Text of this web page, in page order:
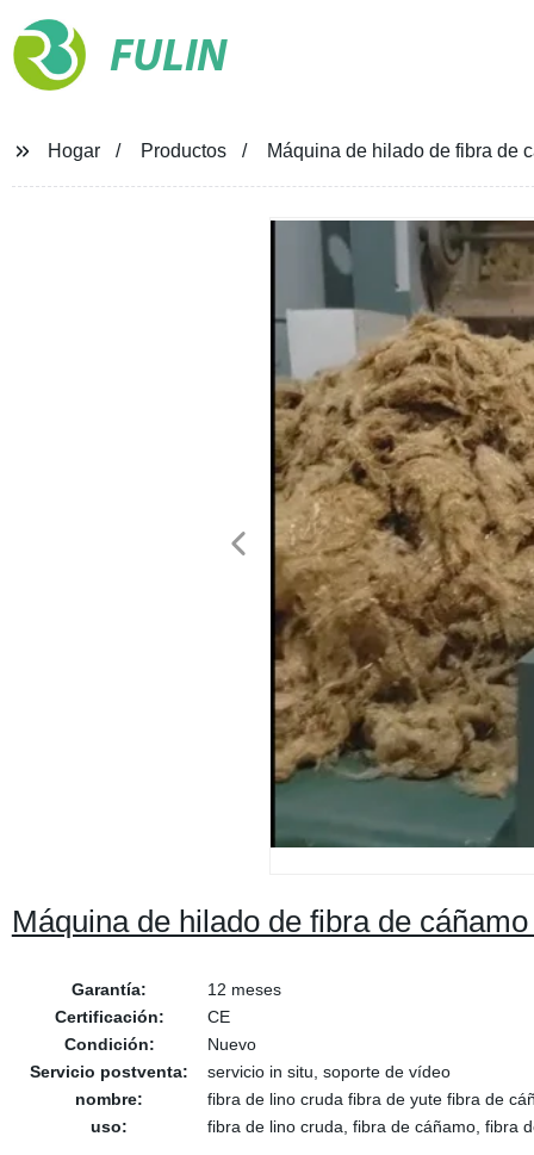
FULIN
Hogar Productos Máquina de hilado de fibra de
Máquina de hilado de fibra de
Garantía:
12 meses
Certificación:
CE
Condición:
Nuevo
Servicio postventa:
servicio in situ, soporte de vídeo
nombre:
fibra de lino cruda fibra de yute fibra de
uso:
fibra de lino cruda, fibra de cáñamo, fibra